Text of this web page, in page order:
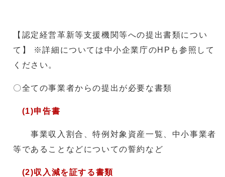
【認定経営革新等支援機関等への提出書類につい
て】 ※詳細については中小企業庁のHPも参照して
ください。
〇全ての事業者からの提出が必要な書類
(1)申告書
事業収入割合、特例対象資産一覧、中小事業者
等であることなどについての誓約など
(2)収入減を証する書類